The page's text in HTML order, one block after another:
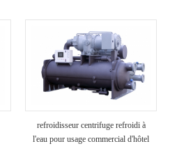
refroidisseur centrifuge refroidi à
l'eau pour usage commercial d'hôtel